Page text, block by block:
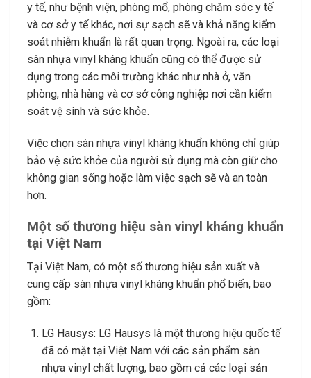
y tế, như bệnh viện, phòng mổ, phòng chăm sóc y tế
và cơ sở y tế khác, nơi sự sạch sẽ và khả năng kiểm
soát nhiễm khuẩn là rất quan trọng. Ngoài ra, các loại
sàn nhựa vinyl kháng khuẩn cũng có thể được sử
dụng trong các môi trường khác như nhà ở, văn
phòng, nhà hàng và cơ sở công nghiệp nơi cần kiểm
soát vệ sinh và sức khỏe.
Việc chọn sàn nhựa vinyl kháng khuẩn không chỉ giúp
bảo vệ sức khỏe của người sử dụng mà còn giữ cho
không gian sống hoặc làm việc sạch sẽ và an toàn
hơn.
Một số thương hiệu sàn vinyl kháng khuẩn
tại Việt Nam
Tại Việt Nam, có một số thương hiệu sản xuất và
cung cấp sàn nhựa vinyl kháng khuẩn phổ biến, bao
gồm:
LG Hausys: LG Hausys là một thương hiệu quốc tế
đã có mặt tại Việt Nam với các sản phẩm sàn
nhựa vinyl chất lượng, bao gồm cả các loại sản